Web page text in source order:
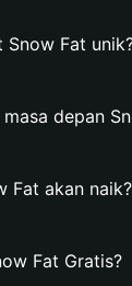
Snow Fat
depan
Fat akan naik?
Fat Gratis?